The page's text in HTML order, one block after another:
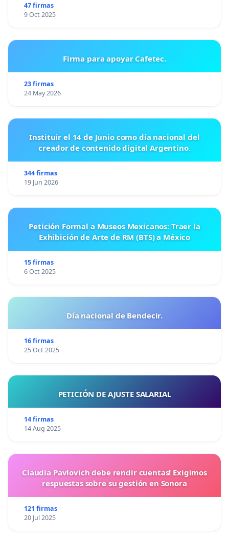
47 firmas
9 Oct 2025
Firma para apoyar Cafetec.
23 firmas
24 May 2026
Instituir el 14 de Junio como día nacional del
creador de contenido digital Argentino.
344 firmas
19 Jun 2026
Petición Formal a Museos Mexicanos: Traer la
Exhibición de Arte de RM (BTS) a México
15 firmas
6 Oct 2025
Día nacional de Bendecir.
16 firmas
25 Oct 2025
PETICIÓN DE AJUSTE SALARIAL
14 firmas
14 Aug 2025
Claudia Pavlovich debe rendir cuentas! Exigimos
respuestas sobre su gestión en Sonora
121 firmas
20 Jul 2025